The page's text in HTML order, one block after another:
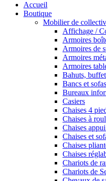
Accueil
Boutique
Mobilier de
Affichage /
Armoires
Armoires de
Armoires
Armoires
Bahuts,
Bancs et sofas
Bureaux
Casiers
Chaises 4
Chaises à
Chaises
Chaises et
Chaises
Chaises
Chariots de
Chariots de